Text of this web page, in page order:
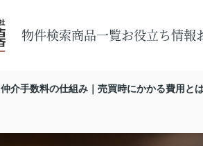
物件検索商品一覧お役立ち情報
仲介手数料の仕組み｜売買時にかかる費用と